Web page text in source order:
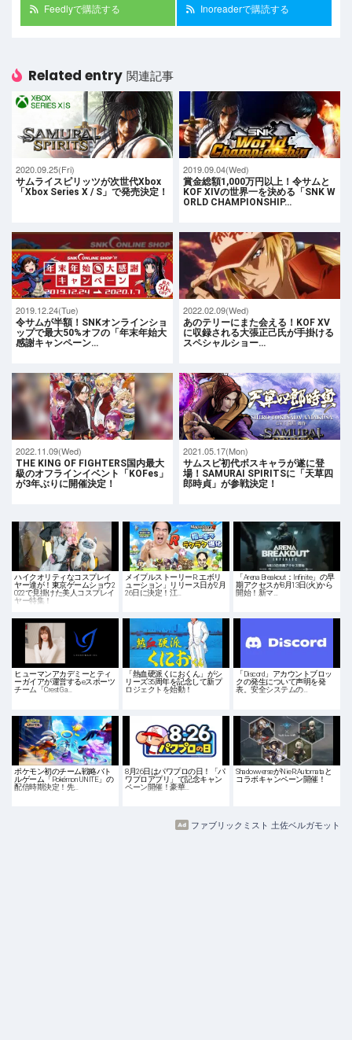
Feedlyで購読する Inoreaderで購読する
Related entry 関連記事
2020.09.25(Fri)
サムライスピリッツが次世代Xbox
「Xbox Series X / S」で発売決定！
2019.09.04(Wed)
賞金総額1,000万円以上！令サムと
KOF XIVの世界一を決める「SNK W
ORLD CHAMPIONSHIP…
2019.12.24(Tue)
令サムが半額！SNKオンラインショ
ップで最大50%オフの「年末年始大
感謝キャンペーン…
2022.02.09(Wed)
あのテリーにまた会える！KOF XV
に収録される大張正己氏が手掛ける
スペシャルショー…
2022.11.09(Wed)
THE KING OF FIGHTERS国内最大
級のオフラインイベント「KOFes」
が3年ぶりに開催決定！
2021.05.17(Mon)
サムスピ初代ボスキャラが遂に登
場！SAMURAI SPIRITSに「天草四
郎時貞」が参戦決定！
ハイクオリティなコスプレイ
ヤー達が！東京ゲームショウ2
022で見掛けた美人コスプレイ
ヤー特集！
メイプルストーリーR: エボリ
ューション」リリース日が2月
26日に決定！江…
「Arena Breakout：Infinite」の早
期アクセスが8月13日(火)から
開始！新マ…
ヒューマンアカデミーとティ
ーガイアが運営するeスポーツ
チーム「Crest Ga…
「熱血硬派くにおくん」がシ
リーズ35周年を記念して新プ
ロジェクトを始動！
「Discord」アカウントブロッ
クの発生について声明を発
表。安全システムの…
ポケモン初のチーム戦略バト
ルゲーム「Pokémon UNITE」の
配信時期決定！先…
8月26日はパワプロの日！「パ
ワプロアプリ」で記念キャン
ペーン開催！豪華…
ShadowverseがNieR:Automataと
コラボキャンペーン開催！
ファブリックミスト 土佐ベルガモット